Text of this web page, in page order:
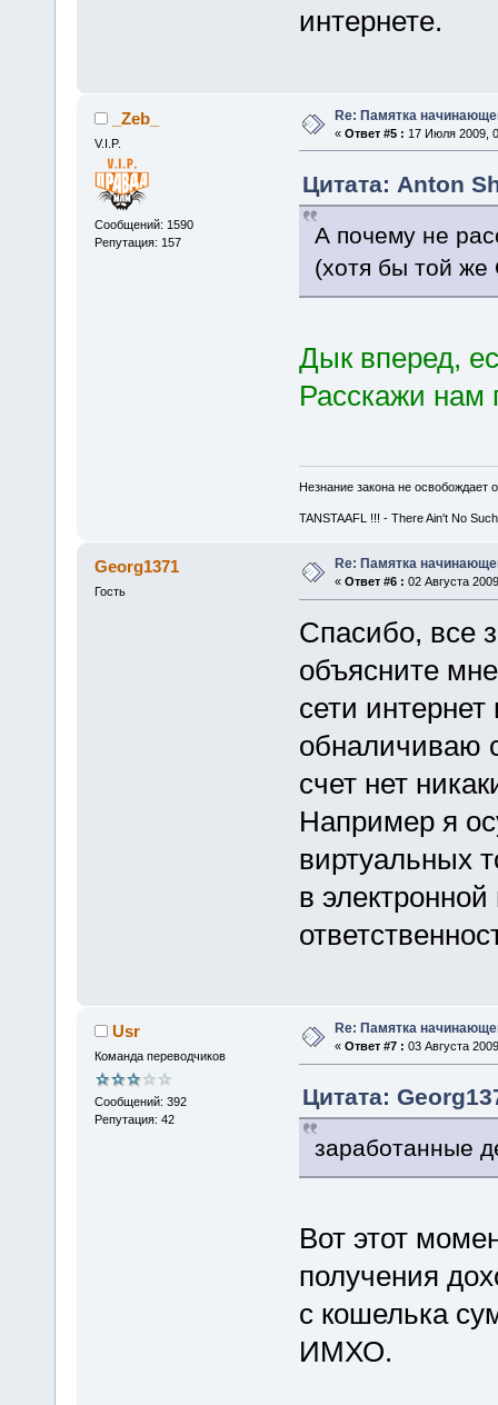
интернете.
_Zeb_
V.I.P.
Сообщений: 1590
Репутация: 157
Re: Памятка
« Ответ #5 : 17 Июля 2009,
Цитата: Anton
А почему не
(хотя бы той
Дык вперед,
Расскажи нам
Незнание закона не освобождает
TANSTAAFL !!! - There Ain't No
Georg1371
Гость
Re: Памятка
« Ответ #6 : 02 Августа
Спасибо, все
объясните
сети
обналичиваю
счет нет
Например я
виртуальных
в
Usr
Команда переводчиков
Сообщений: 392
Репутация: 42
Re: Памятка
« Ответ #7 : 03 Августа
Цитата:
заработанные
Вот этот
получения
с кошелька
ИМХО.